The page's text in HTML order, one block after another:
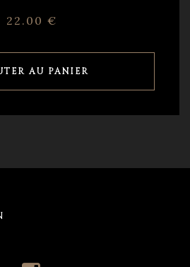
22.00 €
AU PANIER